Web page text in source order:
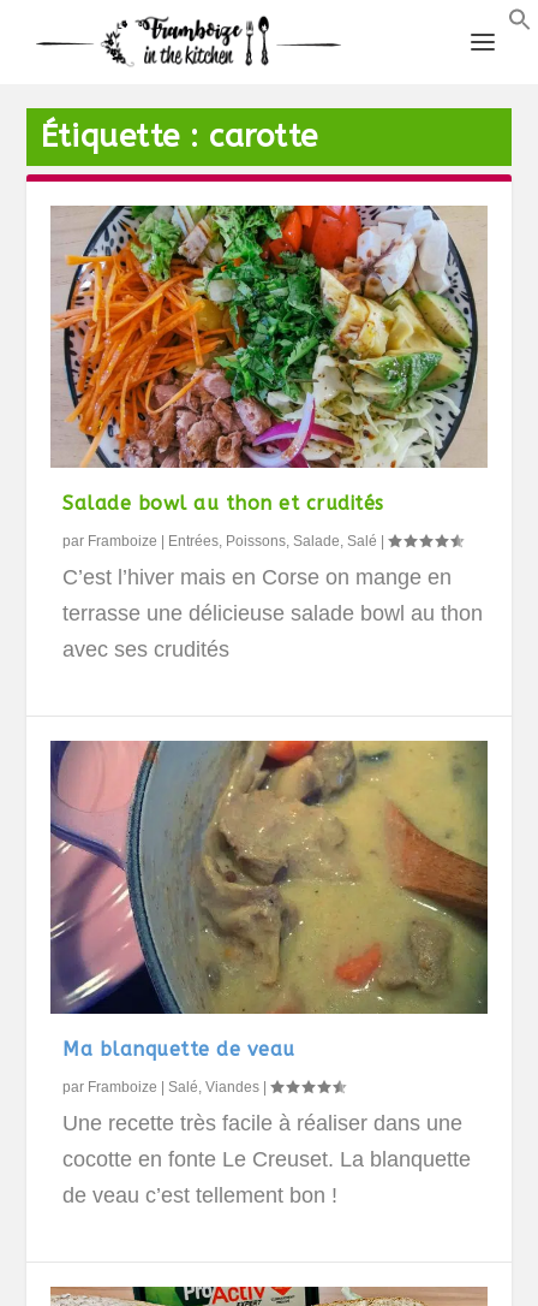
Étiquette : carotte
Salade bowl au thon et crudités
par Framboize | Entrées Poissons ,Salade ,Salé |
C’est l’hiver mais en Corse on mange en
terrasse une délicieuse salade bowl au thon
avec ses crudités
Ma blanquette de veau
par Framboize |Salé,Viandes |
Une recette très facile à réaliser dans une
cocotte en fonte Le Creuset. La blanquette
de veau c’est tellement bon !